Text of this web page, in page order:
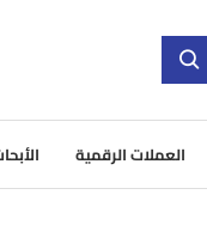
العملات الرقمية